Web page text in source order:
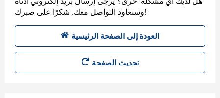
وسنعاود التواصل معك. شكرًا على صبرك!
العودة إلى الصفحة الرئيسية
تحديث الصفحة